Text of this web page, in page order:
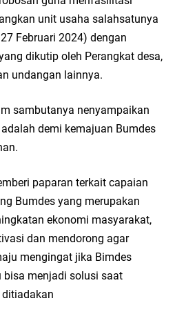
Sosial
Juta, Perkuat Keberlanjutan Program
Kedungsekar Lor, Tradisi Luhur
Negoro Sambut Tahun Baru Islam
Riduan Sampaikan Doa dan Harapan di
1448 H: Pesan Hijrah Drs. H.
unit usaha salahsatunya
Februari 2024) dengan
dikutip oleh Perangkat desa,
undangan lainnya.
sambutanya nenyampaikan
demi kemajuan Bumdes
paparan terkait capaian
Bumdes yang merupakan
ekonomi masyarakat,
dan mendorong agar
mengingat jika Bimdes
bisa menjadi solusi saat
ditiadakan